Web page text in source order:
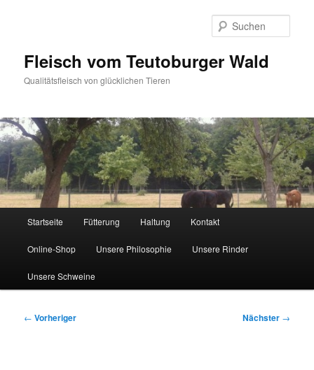
Fleisch vom Teutoburger Wald
Qualitätsfleisch von glücklichen Tieren
Startseite Fütterung Haltung Kontakt
Online-Shop Unsere Philosophie Unsere Rinder
Unsere Schweine
Beitragsnavigation
← Vorheriger Nächster →